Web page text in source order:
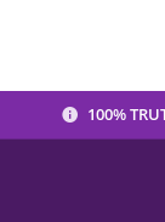
100%